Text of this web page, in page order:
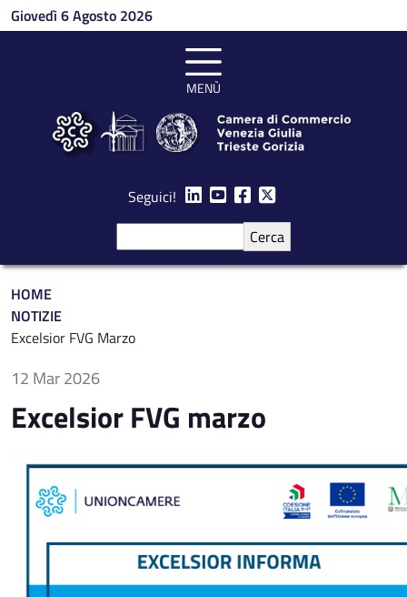
Salta al contenuto principale
Giovedì 6 Agosto 2026
MENÙ
Seguici!
Briciole di pane
HOME
NOTIZIE
Excelsior FVG Marzo
12 Mar 2026
Excelsior FVG marzo
Immagine